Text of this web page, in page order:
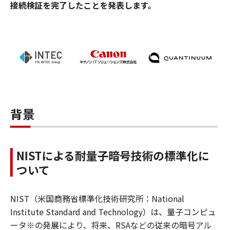
接続検証を完了したことを発表します。
背景
NISTによる耐量子暗号技術の標準化に
ついて
NIST（米国商務省標準化技術研究所：National
Institute Standard and Technology）は、量子コンピュ
ータ※の発展により、将来、RSAなどの従来の暗号アル